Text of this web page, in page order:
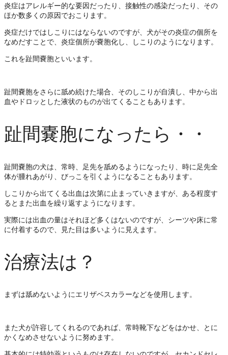
炎症はアレルギー的な要因だったり、接触性の感染だったり、その
ほか数多くの原因でおこります。
炎症だけではしこりにはならないのですが、犬がその炎症の個所を
なめだすことで、炎症個所が嚢胞化し、しこりのようになります。
これを趾間嚢胞といいます。
趾間嚢胞をさらに舐め続けた場合、そのしこりが自潰し、中から出
血やドロッとした液状のものが出てくることもあります。
趾間嚢胞になったら・・
趾間嚢胞の犬は、常時、足先を舐めるようになったり、時に足先全
体が腫れあがり、びっこを引くようになることもあります。
しこりから出てくる出血は次第に止まっていきますが、ある程度す
るとまた出血を繰り返すようになります。
実際には出血の量はそれほど多くはないのですが、シーツや床に常
に付着するので、見た目は多いように見えます。
治療法は？
まずは舐めないようにエリザベスカラーなどを使用します。
また犬が許容してくれるのであれば、常時靴下などをはかせ、とに
かくなめさせないように努めます。